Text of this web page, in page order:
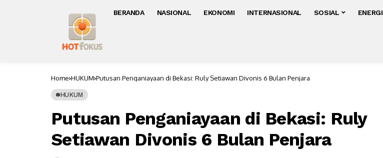
BERANDA NASIONAL EKONOMI INTERNASIONAL SOSIAL ENERGI
Home HUKUM Putusan Penganiayaan di Bekasi: Ruly Setiawan Divonis 6 Bulan Penjara
HUKUM
Putusan Penganiayaan di Bekasi: Ruly
Setiawan Divonis 6 Bulan Penjara